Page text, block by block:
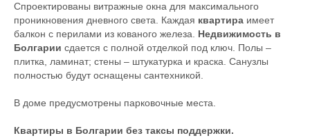
Спроектированы витражные окна для максимального
проникновения дневного света. Каждая квартира имеет
балкон с перилами из кованого железа. Недвижимость в
Болгарии сдается с полной отделкой под ключ. Полы –
плитка, ламинат; стены – штукатурка и краска. Санузлы
полностью будут оснащены сантехникой.
В доме предусмотрены парковочные места.
Квартиры в Болгарии без таксы поддержки.